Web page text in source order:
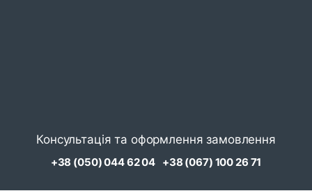
Консультація та оформлення замовлення
+38 (050) 044 62 04 +38 (067) 100 26 71